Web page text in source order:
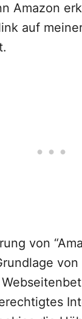
Amazon
auf
von